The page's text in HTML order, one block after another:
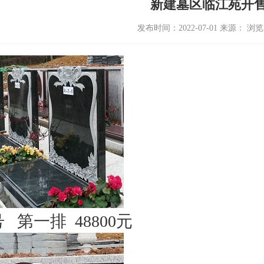
新建墓区临江苑开
发布时间：2022-07-01 来源： 浏览
第一排 48800元